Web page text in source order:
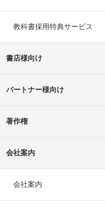
教科書採用特典サービス
書店様向け
パートナー様向け
著作権
会社案内
会社案内